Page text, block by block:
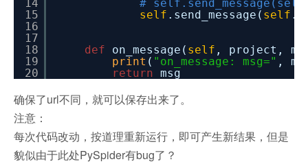
14
15
16
17
18
19
20
#
self .send_message( self
def on_message( self , project,
print ( "on_message: msg=" ,
return msg
确保了url不同，就可以保存出来了。
注意：
每次代码改动，按道理重新运行，即可产生新结果，但是
貌似由于此处PySpider有bug了？